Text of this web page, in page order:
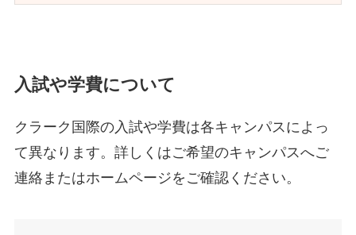
入試や学費について
クラーク国際の入試や学費は各キャンパスによっ
て異なります。詳しくはご希望のキャンパスへご
連絡またはホームページをご確認ください。